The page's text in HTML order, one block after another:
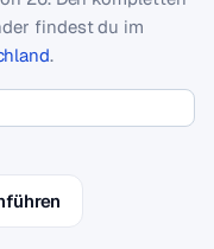
findest du im
.